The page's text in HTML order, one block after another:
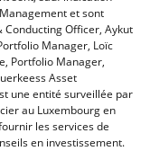
et sont
Officer, Aykut
Manager, Loïc
Portfolio Manager,
Asset
une entité surveillée par
au Luxembourg en
les services de
en investissement.